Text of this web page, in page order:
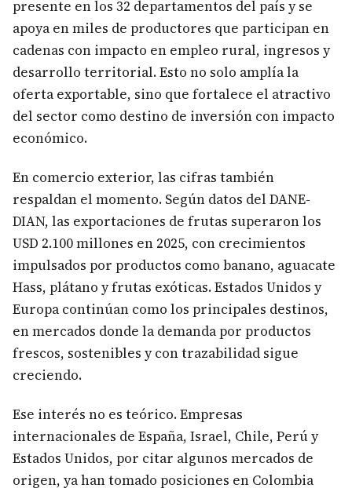
presente en los 32 departamentos del país y se
apoya en miles de productores que participan en
cadenas con impacto en empleo rural, ingresos y
desarrollo territorial. Esto no solo amplía la
oferta exportable, sino que fortalece el atractivo
del sector como destino de inversión con impacto
económico.
En comercio exterior, las cifras también
respaldan el momento. Según datos del DANE-
DIAN, las exportaciones de frutas superaron los
USD 2.100 millones en 2025, con crecimientos
impulsados por productos como banano, aguacate
Hass, plátano y frutas exóticas. Estados Unidos y
Europa continúan como los principales destinos,
en mercados donde la demanda por productos
frescos, sostenibles y con trazabilidad sigue
creciendo.
Ese interés no es teórico. Empresas
internacionales de España, Israel, Chile, Perú y
Estados Unidos, por citar algunos mercados de
origen, ya han tomado posiciones en Colombia